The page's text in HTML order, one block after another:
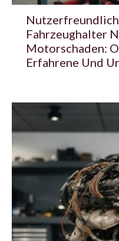
Fahrzeughalter
Motorschaden:
Erfahrene Und